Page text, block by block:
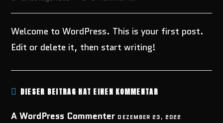
Welcome to WordPress. This is your first post.
Edit or delete it, then start writing!
DIESER BEITRAG HAT EINEN KOMMENTAR
A WordPress Commenter DEZEMBER 23, 2022